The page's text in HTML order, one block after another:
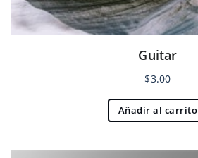
Guitar
$3.00
Añadir al carrito